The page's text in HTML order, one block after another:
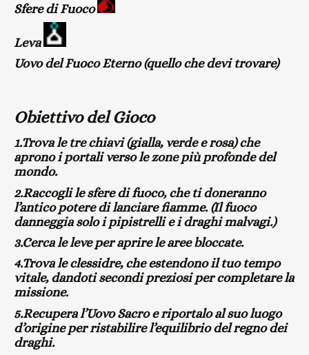
Sfere di Fuoco
Leva
Uovo del Fuoco Eterno (quello che devi trovare)
Obiettivo del Gioco
1.Trova le tre chiavi (gialla, verde e rosa) che
aprono i portali verso le zone più profonde del
mondo.
2.Raccogli le sfere di fuoco, che ti doneranno
l’antico potere di lanciare fiamme. (Il fuoco
danneggia solo i pipistrelli e i draghi malvagi.)
3.Cerca le leve per aprire le aree bloccate.
4.Trova le clessidre, che estendono il tuo tempo
vitale, dandoti secondi preziosi per completare la
missione.
5.Recupera l’Uovo Sacro e riportalo al suo luogo
d’origine per ristabilire l’equilibrio del regno dei
draghi.